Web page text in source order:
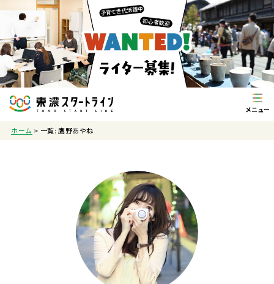
ホーム > 一覧: 鷹野あやね